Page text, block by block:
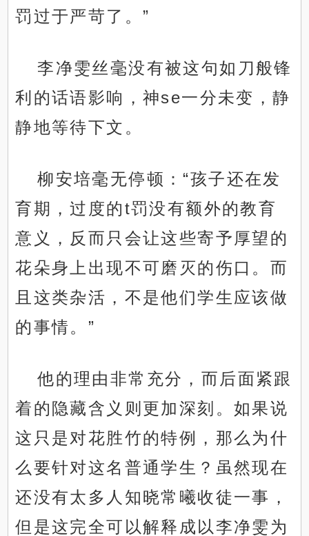
罚过于严苛了。”
李净雯丝毫没有被这句如刀般锋
利的话语影响，神se一分未变，静
静地等待下文。
柳安培毫无停顿：“孩子还在发
育期，过度的t罚没有额外的教育
意义，反而只会让这些寄予厚望的
花朵身上出现不可磨灭的伤口。而
且这类杂活，不是他们学生应该做
的事情。”
他的理由非常充分，而后面紧跟
着的隐藏含义则更加深刻。如果说
这只是对花胜竹的特例，那么为什
么要针对这名普通学生？虽然现在
还没有太多人知晓常曦收徒一事，
但是这完全可以解释成以李净雯为